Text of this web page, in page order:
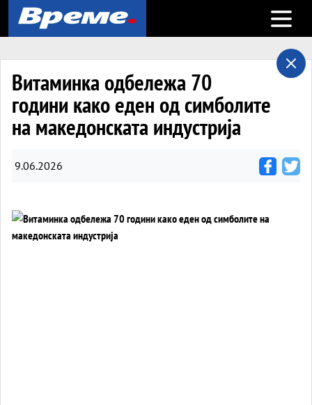
Open
Витаминка одбележа 70
години како еден од симболите
на македонската индустрија
9.06.2026